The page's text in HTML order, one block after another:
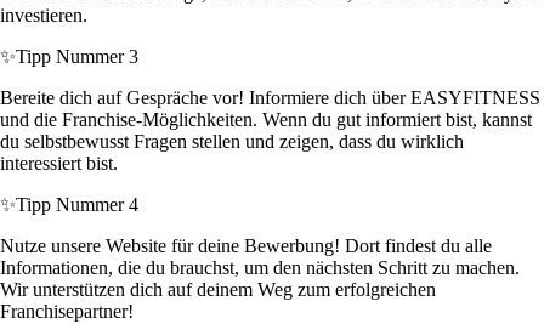
investieren.
✨Tipp Nummer 3
Bereite dich auf Gespräche vor! Informiere dich über EASYFITNESS
und die Franchise-Möglichkeiten. Wenn du gut informiert bist, kannst
du selbstbewusst Fragen stellen und zeigen, dass du wirklich
interessiert bist.
✨Tipp Nummer 4
Nutze unsere Website für deine Bewerbung! Dort findest du alle
Informationen, die du brauchst, um den nächsten Schritt zu machen.
Wir unterstützen dich auf deinem Weg zum erfolgreichen
Franchisepartner!